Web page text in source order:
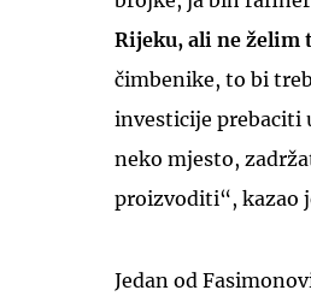
Rijeku, ali ne
čimbenike, to bi
investicije prebaciti
neko mjesto,
proizvoditi“, kazao
Jedan od